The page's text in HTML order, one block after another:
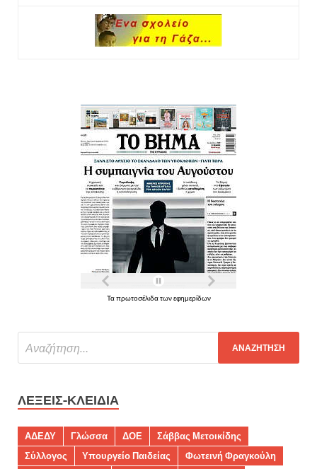
Τα πρωτοσέλιδα των εφημερίδων
ΛΈΞΕΙΣ-ΚΛΕΙΔΙΆ
ΑΔΕΔΥ Γλώσσα ΔΟΕ
Σάββας Μετοικίδης
Σύλλογος
Υπουργείο Παιδείας
Φωτεινή Φραγκούλη